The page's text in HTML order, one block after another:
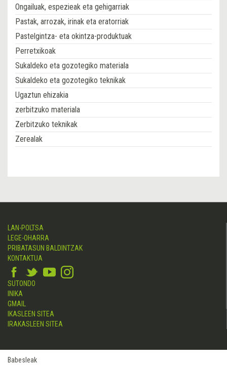
Ongailuak, espezieak eta gehigarriak
Pastak, arrozak, irinak eta eratorriak
Pastelgintza- eta okintza-produktuak
Perretxikoak
Sukaldeko eta gozotegiko materiala
Sukaldeko eta gozotegiko teknikak
Ugaztun ehizakia
zerbitzuko materiala
Zerbitzuko teknikak
Zerealak
LAN-POLTSA
LEGE-OHARRA
PRIBATASUN BALDINTZAK
KONTAKTUA
SUTONDO
INIKA
GMAIL
IKASLEEN SITEA
IRAKASLEEN SITEA
Babesleak